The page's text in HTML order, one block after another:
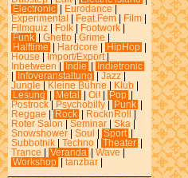
Electronic
Eurodance
Experimental
Feat.Fem Film
Filmquiz
Folk Footwork
Funk
Ghetto Grime
Halftime
Hardcore HipHop
House
Import/Export
Inbetween
Indie
Indietronic
Infoveranstaltung Jazz
Jungle
Kleine Bühne Klub
Lesung
Metal Oi! Pop
Postrock
Psychobilly Punk
Reggae
Rock RocknRoll
Roter Salon
Seminar Ska
Snowshower
Soul Sport
Subbotnik
Techno Theater
Trance
Veranda Wave
Workshop
tanzbar